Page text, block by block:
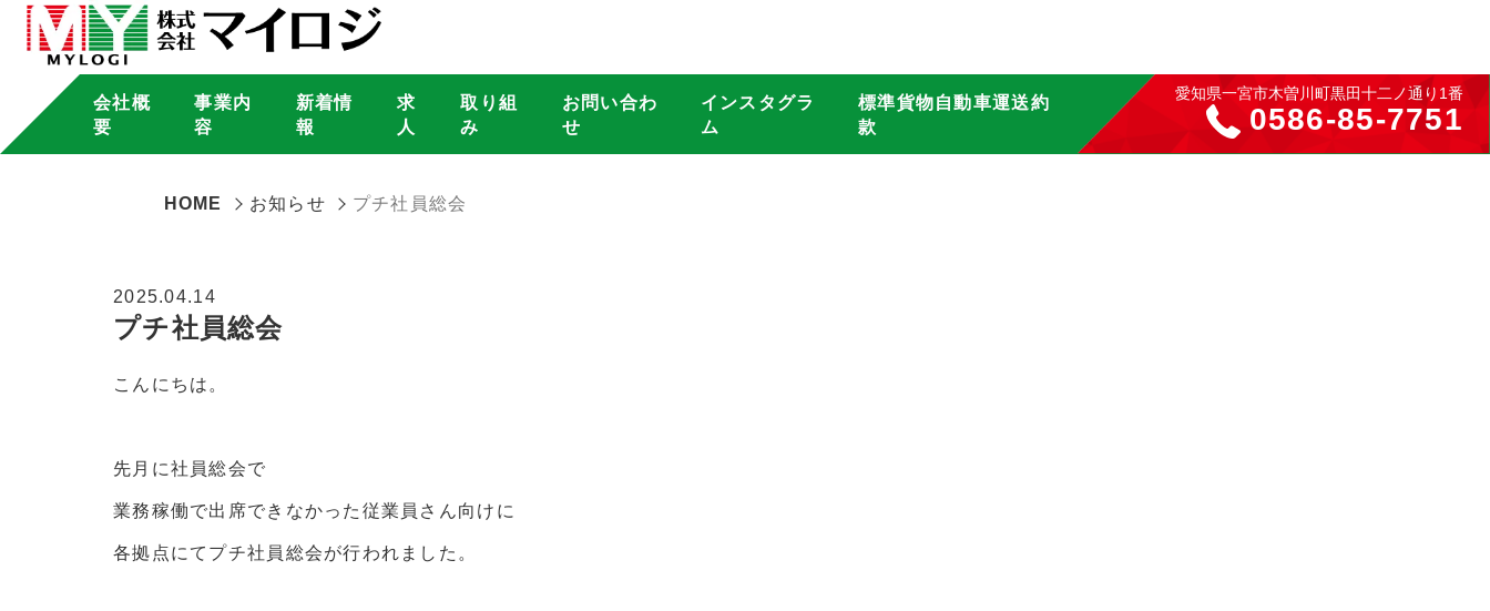
会社概
要
事業内
容
新着情
報
求
人
取り組
み
お問い合わ
せ
インスタグラ
ム
標準貨物自動車運送約
款
愛知県一宮市木曽川町黒田十二ノ通り1番
0586-85-7751
HOME お知らせ プチ社員総会
2025.04.14
プチ社員総会
こんにちは。
先月に社員総会で
業務稼働で出席できなかった従業員さん向けに
各拠点にてプチ社員総会が行われました。